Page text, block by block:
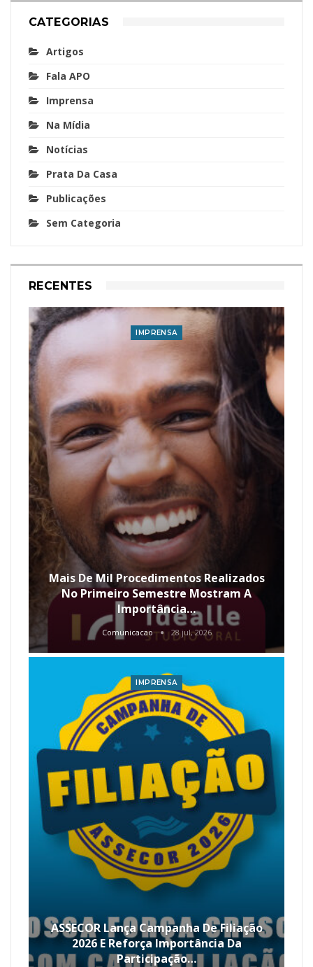
CATEGORIAS
Artigos
Fala APO
Imprensa
Na Mídia
Notícias
Prata Da Casa
Publicações
Sem Categoria
RECENTES
IMPRENSA
Mais De Mil Procedimentos Realizados
No Primeiro Semestre Mostram A
Importância…
Comunicacao 28 jul, 2026
IMPRENSA
ASSECOR Lança Campanha De Filiação
2026 E Reforça Importância Da
Participação…